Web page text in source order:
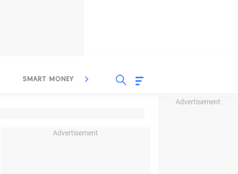
Advertisement
SMART MONEY INSPIRASI BISNIS
Advertisement